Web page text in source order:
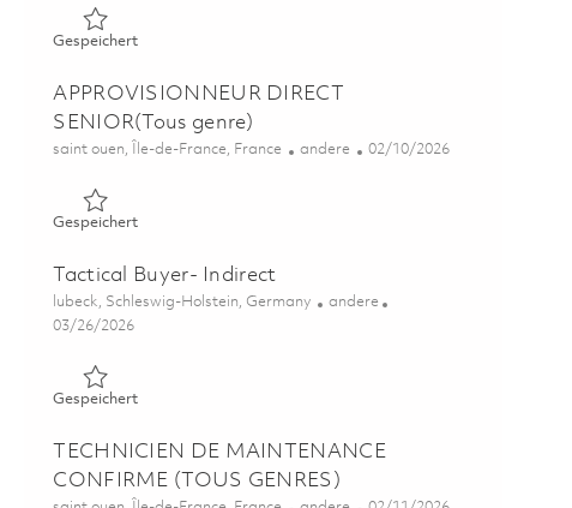
GespeichertGespeichert ALTERNANT CHEF DE PROJET
APPROVISIONNEUR DIRECT
SENIOR(Tous genre)
Ort
saint ouen, Île-de-France, France Kategorie
andere Posted Date
02/10/2026
GespeichertGespeichert APPROVISIONNEUR DIRECT SENIOR(Tous
Tactical Buyer- Indirect
Ort
lubeck, Schleswig-Holstein, Germany Kategorie
andere
Posted Date
03/26/2026
GespeichertGespeichert Tactical Buyer- Indirect 01828499
TECHNICIEN DE MAINTENANCE
CONFIRME (TOUS GENRES)